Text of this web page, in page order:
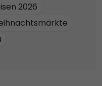
2026